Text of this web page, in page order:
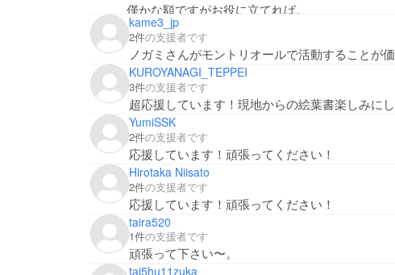
僅かな額ですがお役に立てれば。
kame3_jp
2件の支援者です
ノガミさんがモントリオールで活動することが
KUROYANAGI_TEPPEI
3件の支援者です
超応援しています！現地からの絵葉書楽しみに
YumiSSK
2件の支援者です
応援しています！頑張ってください！
Hirotaka Niisato
2件の支援者です
応援しています！頑張ってください！
taira520
1件の支援者です
頑張って下さい〜。
tai5hu11zuka